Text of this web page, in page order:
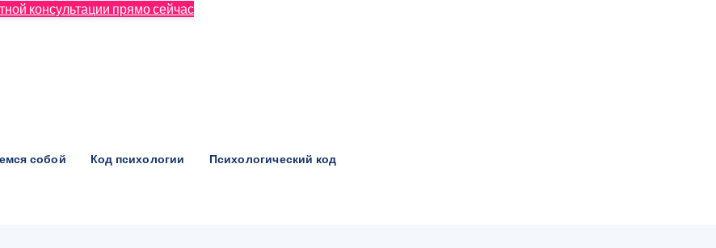
консультации прямо сейчас
собой Код психологии Психологический код